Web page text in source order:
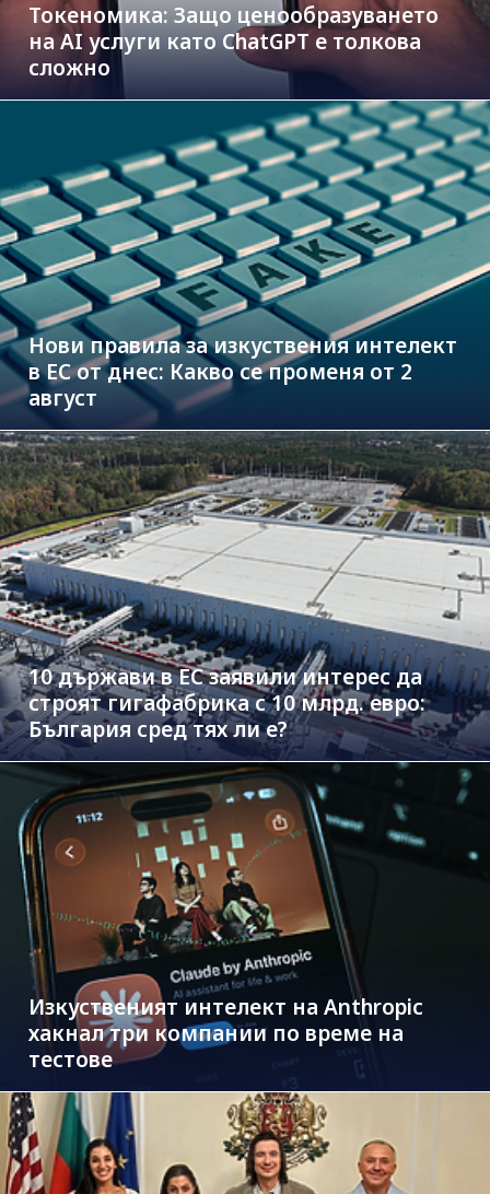
Токеномика: Защо ценообразуването
на AI услуги като ChatGPT е толкова
сложно
Нови правила за изкуствения интелект
в ЕС от днес: Какво се променя от 2
август
10 държави в ЕС заявили интерес да
строят гигафабрика с 10 млрд. евро:
България сред тях ли е?
Изкуственият интелект на Anthropic
хакнал три компании по време на
тестове